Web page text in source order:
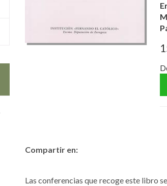
Compartir en:
Las conferencias que recoge este libro